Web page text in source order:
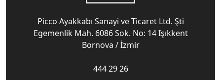
Picco Ayakkabı Sanayi ve Ticaret Ltd. Şti
Egemenlik Mah. 6086 Sok. No: 14 Işıkkent
Bornova / İzmir
444 29 26